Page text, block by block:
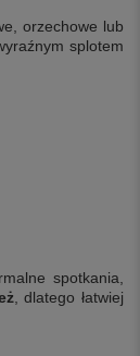
orzechowe lub
splotem
spotkania,
, dlatego łatwiej